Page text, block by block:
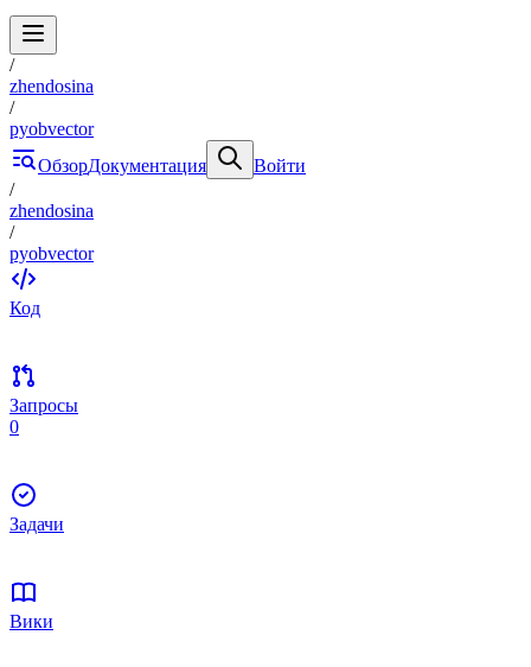
/
zhendosina
/
pyobvector
ОбзорДокументация
Войти
/
zhendosina
/
pyobvector
Код
Запросы
0
Задачи
Вики